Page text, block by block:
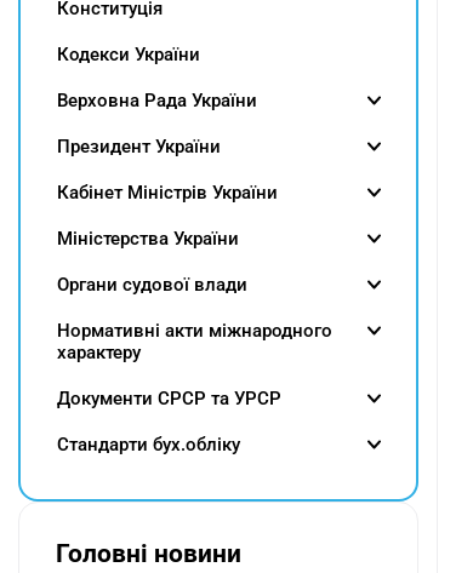
Конституція
Кодекси України
Верховна Рада України
Президент України
Кабінет Міністрів України
Міністерства України
Органи судової влади
Нормативні акти міжнародного
характеру
Документи СРСР та УРСР
Cтандарти бух.обліку
Головні новини